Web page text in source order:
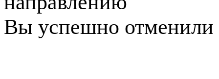
Вы успешно отменили